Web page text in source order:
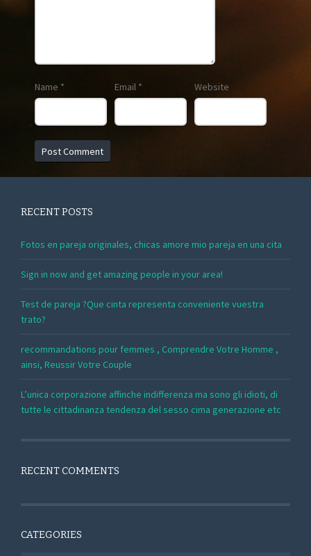
Name * Email * Website
RECENT POSTS
Fotos en pareja originales, chicas amore mio pareja en una cita
Sign in now and get amazing people in your area!
Test de pareja ?Que cinta representa conveniente vuestra
trato?
recommandations pour femmes , Comprendre Votre Homme ,
ainsi, Reussir Votre Couple
L’unica corporazione affinche indifferenza ma sono gli idioti, di
tutte le cittadinanza tendenza del sesso cima generazione etc
RECENT COMMENTS
CATEGORIES